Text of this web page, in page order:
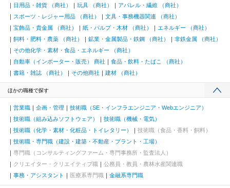
日用品・雑貨 （商社）
玩具 （商社）
アパレル・繊維 （商社）
スポーツ・レジャー用品 （商社）
文具・事務機器関連 （商社）
宝飾品・貴金属 （商社）
紙・パルプ・木材 （商社）
エネルギー （商社）
飼料・肥料・農薬 （商社）
鉱業・金属製品・鉄鋼 （商社）
非鉄金属 （商社）
その他化学・素材・食品・エネルギー （商社）
自動車（インポーター・販売） 商社
食品・飲料・たばこ （商社）
書籍・雑誌 （商社）
その他商社 建材 （商社）
ほかの職種で探す
営業職 企画・管理
技術職（SE・インフラエンジニア・Webエンジニア）
技術職（組み込みソフトウェア）
技術職（機械・電気）
技術職（化学・素材・化粧品・トイレタリー）
技術職（食品・香料・飼料）
技術職・専門職（建設・建築・不動産・プラント・工場）
専門職（コンサルティングファーム・専門事務所・監査法人）
クリエイター・クリエイティブ職
公務員・教員・農林水産関連職
事務・アシスタント
医療系専門職 金融系専門職